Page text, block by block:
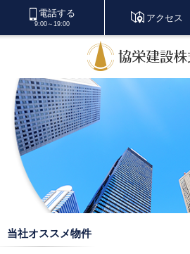
電話する
9:00～19:00
アクセス
当社オススメ物件